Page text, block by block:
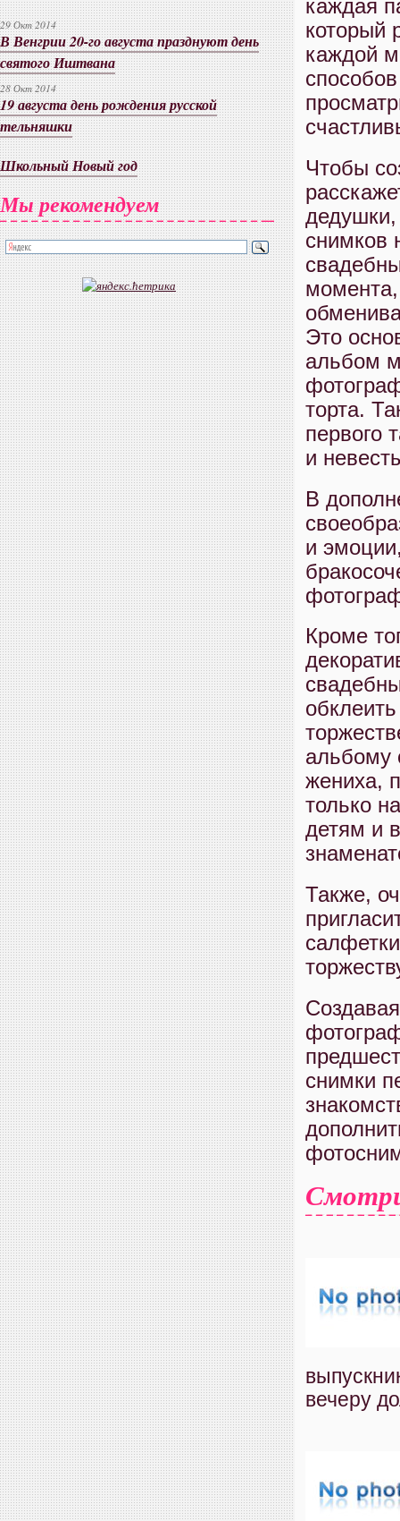
каждая
который
каждой
Чтобы
дедушки,
снимков
Это
альбом
торта.
первого
и
В
и
Кроме
альбому
жениха,
только
детям и
Также,
снимки
вечеру
29 Окт 2014
В Венгрии 20-го августа празднуют день
святого Иштвана
28 Окт 2014
19 августа день рождения русской
тельняшки
Школьный Новый год
Мы рекомендуем